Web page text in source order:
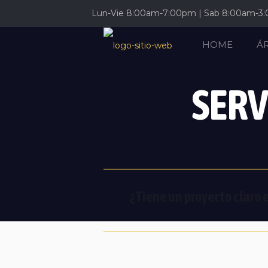
Lun-Vie 8:00am-7:00pm | Sab 8:00am-
HOME